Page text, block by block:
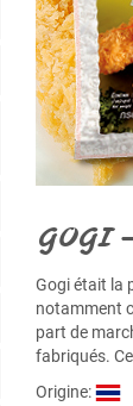
GOGI
Gogi était la
notamment
part de
fabriqués.
Origine: